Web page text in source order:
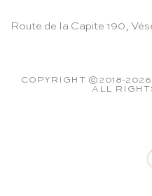
Route de la Capite 190,
COPYRIGHT ©2018-
ALL